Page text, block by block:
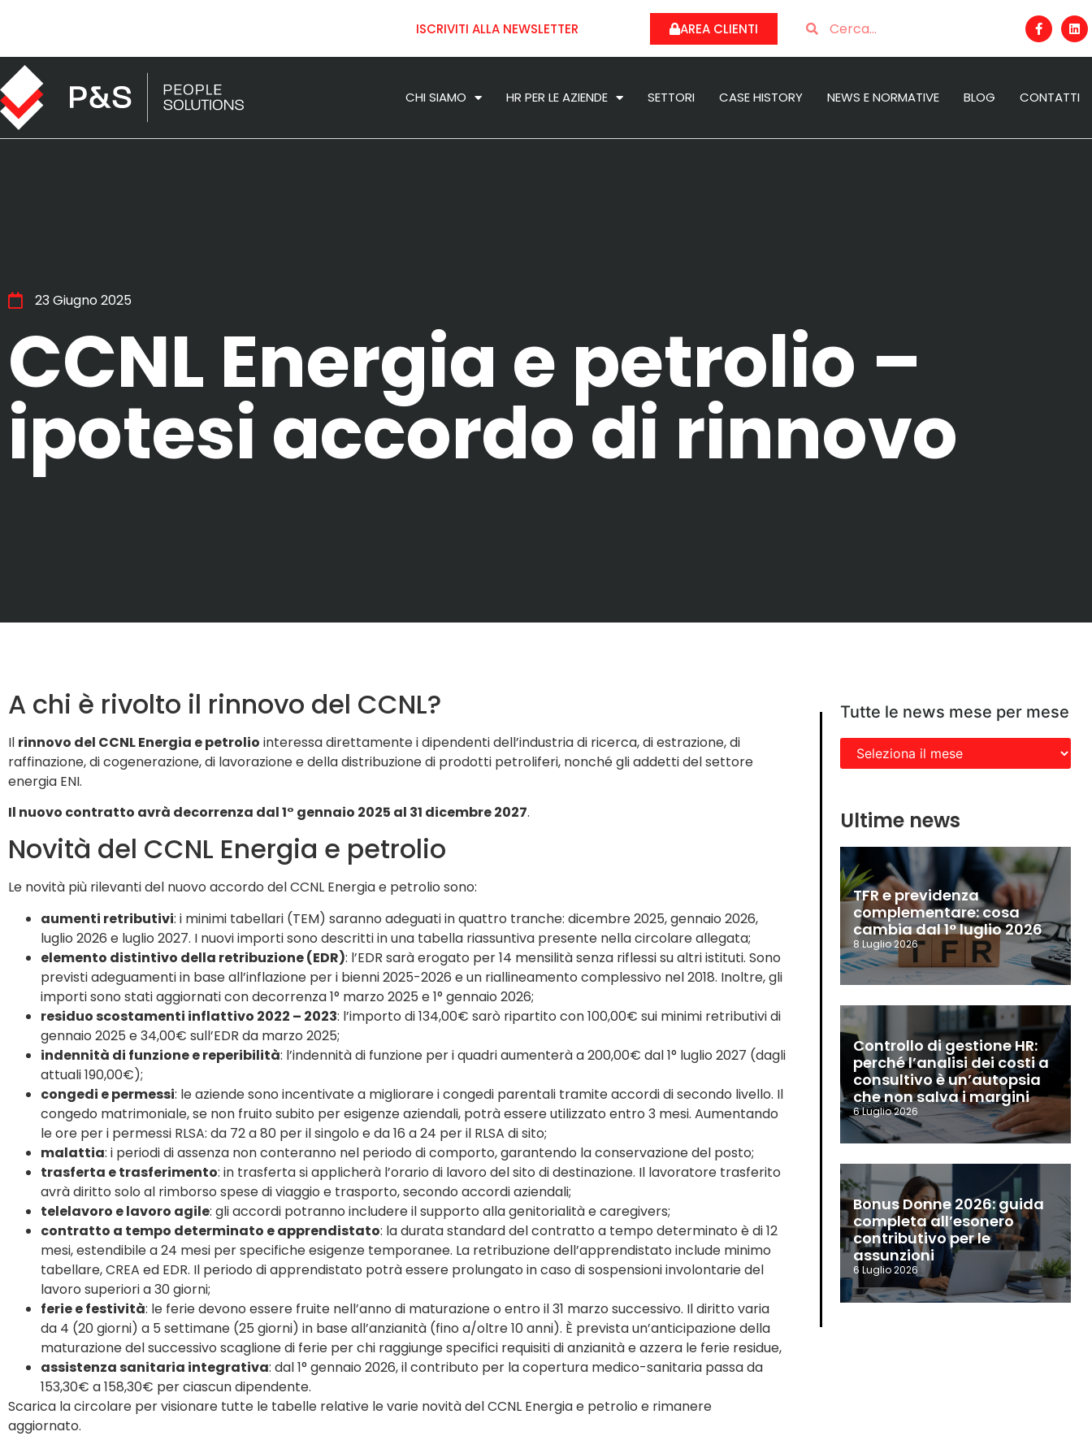
ISCRIVITI ALLA NEWSLETTER AREA CLIENTI
CHI SIAMO HR PER LE AZIENDE SETTORI CASE HISTORY NEWS E NORMATIVE BLOG CONTATTI
23 Giugno 2025
CCNL Energia e petrolio –
ipotesi accordo di rinnovo
A chi è rivolto il rinnovo del CCNL?
Il rinnovo del CCNL Energia e petrolio interessa direttamente i dipendenti dell’industria di ricerca, di estrazione, di
raffinazione, di cogenerazione, di lavorazione e della distribuzione di prodotti petroliferi, nonché gli addetti del settore
energia ENI.
Il nuovo contratto avrà decorrenza dal 1° gennaio 2025 al 31 dicembre 2027.
Novità del CCNL Energia e petrolio
Le novità più rilevanti del nuovo accordo del CCNL Energia e petrolio sono:
aumenti retributivi: i minimi tabellari (TEM) saranno adeguati in quattro tranche: dicembre 2025, gennaio 2026,
luglio 2026 e luglio 2027. I nuovi importi sono descritti in una tabella riassuntiva presente nella circolare allegata;
elemento distintivo della retribuzione (EDR): l’EDR sarà erogato per 14 mensilità senza riflessi su altri istituti. Sono
previsti adeguamenti in base all’inflazione per i bienni 2025-2026 e un riallineamento complessivo nel 2018. Inoltre, gli
importi sono stati aggiornati con decorrenza 1° marzo 2025 e 1° gennaio 2026;
residuo scostamenti inflattivo 2022 – 2023: l’importo di 134,00€ sarò ripartito con 100,00€ sui minimi retributivi di
gennaio 2025 e 34,00€ sull’EDR da marzo 2025;
indennità di funzione e reperibilità: l’indennità di funzione per i quadri aumenterà a 200,00€ dal 1° luglio 2027 (dagli
attuali 190,00€);
congedi e permessi: le aziende sono incentivate a migliorare i congedi parentali tramite accordi di secondo livello. Il
congedo matrimoniale, se non fruito subito per esigenze aziendali, potrà essere utilizzato entro 3 mesi. Aumentando
le ore per i permessi RLSA: da 72 a 80 per il singolo e da 16 a 24 per il RLSA di sito;
malattia: i periodi di assenza non conteranno nel periodo di comporto, garantendo la conservazione del posto;
trasferta e trasferimento: in trasferta si applicherà l’orario di lavoro del sito di destinazione. Il lavoratore trasferito
avrà diritto solo al rimborso spese di viaggio e trasporto, secondo accordi aziendali;
telelavoro e lavoro agile: gli accordi potranno includere il supporto alla genitorialità e caregivers;
contratto a tempo determinato e apprendistato: la durata standard del contratto a tempo determinato è di 12
mesi, estendibile a 24 mesi per specifiche esigenze temporanee. La retribuzione dell’apprendistato include minimo
tabellare, CREA ed EDR. Il periodo di apprendistato potrà essere prolungato in caso di sospensioni involontarie del
lavoro superiori a 30 giorni;
ferie e festività: le ferie devono essere fruite nell’anno di maturazione o entro il 31 marzo successivo. Il diritto varia
da 4 (20 giorni) a 5 settimane (25 giorni) in base all’anzianità (fino a/oltre 10 anni). È prevista un’anticipazione della
maturazione del successivo scaglione di ferie per chi raggiunge specifici requisiti di anzianità e azzera le ferie residue,
assistenza sanitaria integrativa: dal 1° gennaio 2026, il contributo per la copertura medico-sanitaria passa da
153,30€ a 158,30€ per ciascun dipendente.
Scarica la circolare per visionare tutte le tabelle relative le varie novità del CCNL Energia e petrolio e rimanere
aggiornato.
Tutte le news mese per mese
Ultime news
TFR e previdenza
complementare: cosa
cambia dal 1° luglio 2026
8 Luglio 2026
Controllo di gestione HR:
perché l’analisi dei costi a
consultivo è un’autopsia
che non salva i margini
6 Luglio 2026
Bonus Donne 2026: guida
completa all’esonero
contributivo per le
assunzioni
6 Luglio 2026